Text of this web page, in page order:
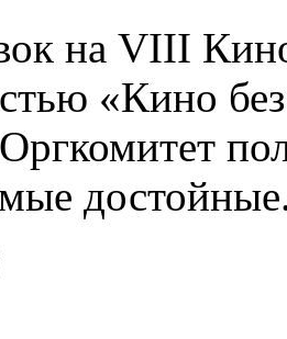
на VIII
«Кино